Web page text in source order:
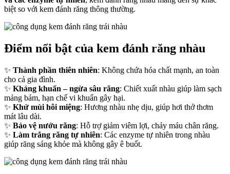
biệt so với kem đánh răng thông thường.
Điểm nổi bật của kem đánh răng nhàu
✨ Thành phần thiên nhiên: Không chứa hóa chất mạnh, an toàn
cho cả gia đình.
✨ Kháng khuẩn – ngừa sâu răng: Chiết xuất nhàu giúp làm sạch
mảng bám, hạn chế vi khuẩn gây hại.
✨ Khử mùi hôi miệng: Hương nhàu nhẹ dịu, giúp hơi thở thơm
mát lâu dài.
✨ Bảo vệ nướu răng: Hỗ trợ giảm viêm lợi, chảy máu chân răng.
✨ Làm trắng răng tự nhiên: Các enzyme tự nhiên trong nhàu
giúp răng sáng khỏe mà không gây ê buốt.